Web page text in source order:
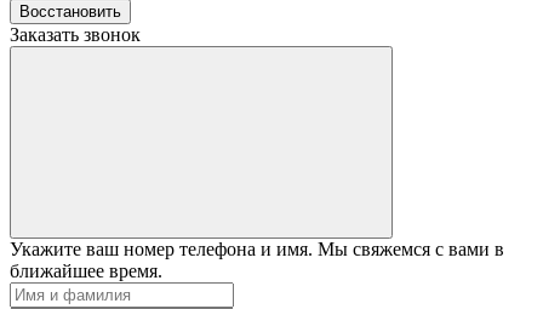
Восстановить
Заказать звонок
Укажите ваш номер телефона и имя. Мы свяжемся с вами в
ближайшее время.